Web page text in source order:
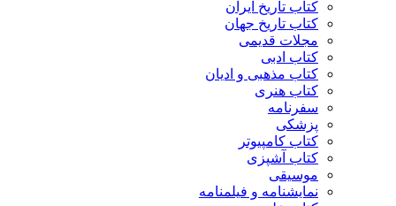
کتاب تاریخ ایران
کتاب تاریخ جهان
مجلات قدیمی
کتاب ادبی
کتاب مذهبی و ادیان
کتاب هنری
سفرنامه
پزشکی
کتاب کامپیوتر
کتاب آشپزی
موسیقی
نمایشنامه و فیلمنامه